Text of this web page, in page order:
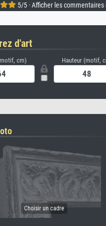
5/5 · Afficher les commentaires
d'art
cm) Hauteur (motif,